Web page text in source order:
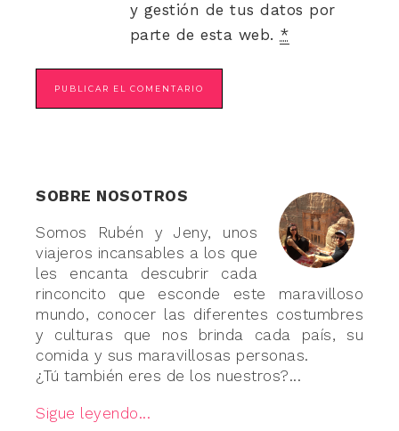
y gestión de tus datos por
parte de esta web. *
SOBRE NOSOTROS
Somos Rubén y Jeny, unos
viajeros incansables a los que
les encanta descubrir cada
rinconcito que esconde este maravilloso
mundo, conocer las diferentes costumbres
y culturas que nos brinda cada país, su
comida y sus maravillosas personas.
¿Tú también eres de los nuestros?...
Sigue leyendo...